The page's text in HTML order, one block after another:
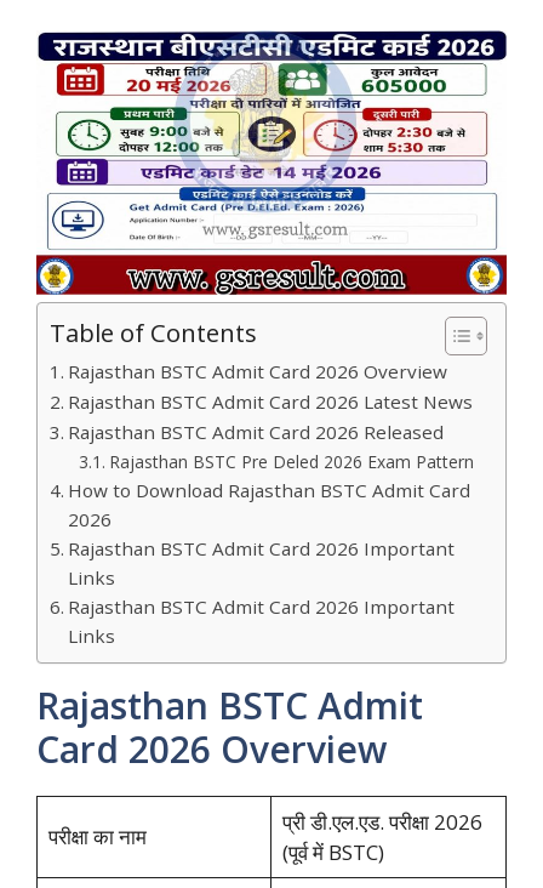
Table of Contents
Rajasthan BSTC Admit Card 2026 Overview
Rajasthan BSTC Admit Card 2026 Latest News
Rajasthan BSTC Admit Card 2026 Released
Rajasthan BSTC Pre Deled 2026 Exam Pattern
How to Download Rajasthan BSTC Admit Card
2026
Rajasthan BSTC Admit Card 2026 Important
Links
Rajasthan BSTC Admit Card 2026 Important
Links
Rajasthan BSTC Admit
Card 2026 Overview
परीक्षा का नाम
प्री डी.एल.एड. परीक्षा 2026
(पूर्व में BSTC)